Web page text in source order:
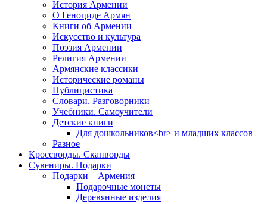
История Армении
О Геноциде Армян
Книги об Армении
Иcкусство и культура
Поэзия Армении
Религия Армении
Армянские классики
Исторические романы
Публицистика
Словари. Разговорники
Учебники. Самоучители
Детские книги
Для дошкольников<br> и младших классов
Разное
Кроссворды. Сканворды
Сувениры. Подарки
Подарки – Армения
Подарочные монеты
Деревянные изделия